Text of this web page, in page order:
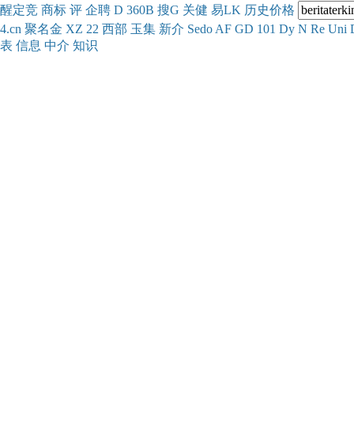
醒定竞 商标 评 企聘 D 360B 搜G 关健 易LK 历史价格
4.cn 聚名金 XZ 22 西部 玉集 新介 Sedo AF GD 101 Dy N Re Uni
表 信息 中介 知识